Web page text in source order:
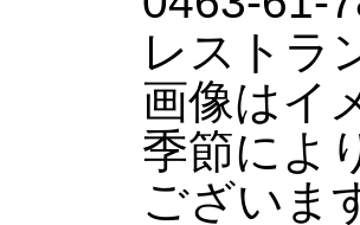
レストラ
画像はイ
季節によ
ございま